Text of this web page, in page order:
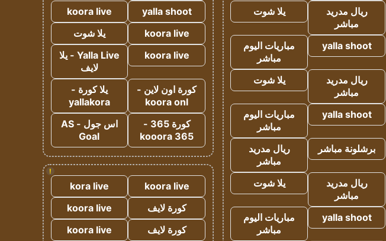
ريال مدريد
مباشر
يلا شوت
yalla shoot
مباريات اليوم
مباشر
ريال مدريد
مباشر
يلا شوت
yalla shoot
مباريات اليوم
مباشر
برشلونة مباشر
ريال مدريد
مباشر
ريال مدريد
مباشر
يلا شوت
yalla shoot
مباريات اليوم
مباشر
yalla shoot
koora live
koora live
يلا شوت
koora live
Yalla Live - يلا
لايف
كورة اون لاين -
koora onl
يلا كورة -
yallakora
كورة 365 -
kooora 365
اس جول - AS
Goal
!
koora live
kora live
كورة لايف
koora live
كورة لايف
koora live